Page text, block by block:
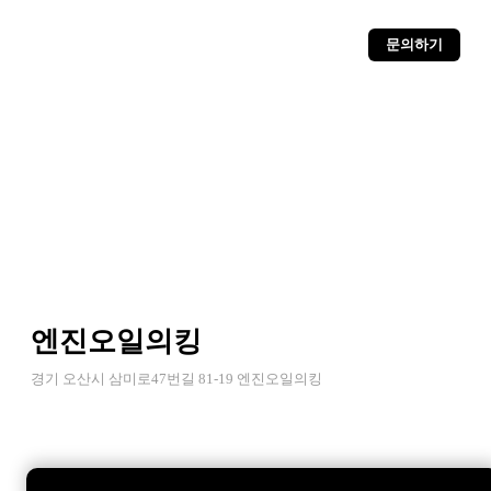
문의하기
엔진오일의킹
경기 오산시 삼미로47번길 81-19 엔진오일의킹